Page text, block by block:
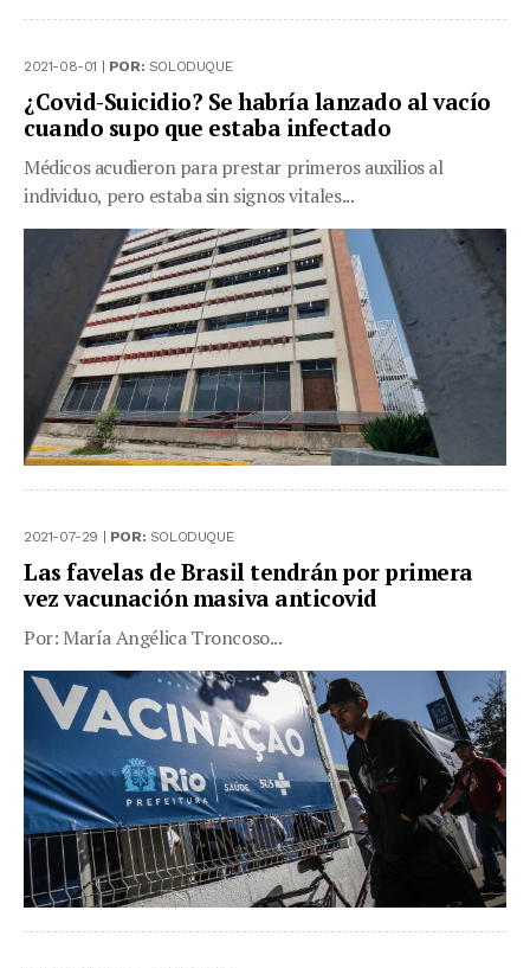
2021-08-01 | POR: SOLODUQUE
¿Covid-Suicidio? Se habría lanzado al vacío
cuando supo que estaba infectado
Médicos acudieron para prestar primeros auxilios al
individuo, pero estaba sin signos vitales...
2021-07-29 | POR: SOLODUQUE
Las favelas de Brasil tendrán por primera
vez vacunación masiva anticovid
Por: María Angélica Troncoso...